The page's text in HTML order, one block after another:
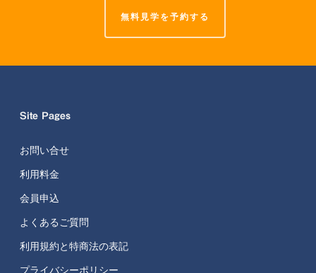
無料見学を予約する
Site Pages
お問い合せ
利用料金
会員申込
よくあるご質問
利用規約と特商法の表記
プライバシーポリシー